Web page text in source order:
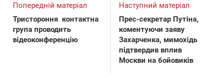
Попередній матеріал
Тристороння контактна
група проводить
відеоконференцію
Наступний матеріал
Прес-секретар Путіна,
коментуючи заяву
Захарченка, мимохідь
підтвердив вплив
Москви на бойовиків